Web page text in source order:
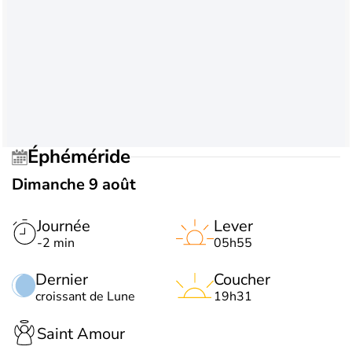
Éphéméride
Dimanche 9 août
Journée
-2 min
Dernier
croissant de Lune
Lever
05h55
Coucher
19h31
Saint Amour